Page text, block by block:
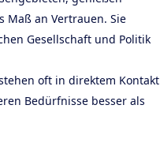
Maß an Vertrauen. Sie
Gesellschaft und Politik
oft in direktem Kontakt
Bedürfnisse besser als